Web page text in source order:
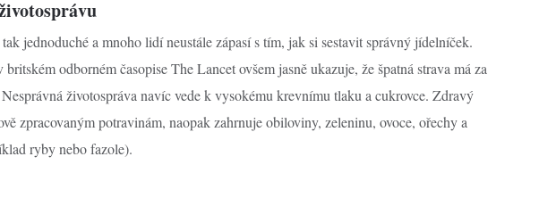
jednoduché a mnoho lidí neustále zápasí s tím, jak si sestavit správný jídelníček.
odborném časopise The Lancet ovšem jasně ukazuje, že špatná strava má za
životospráva navíc vede k vysokému krevnímu tlaku a cukrovce. Zdravý
zpracovaným potravinám, naopak zahrnuje obiloviny, zeleninu, ovoce, ořechy a
ryby nebo fazole).